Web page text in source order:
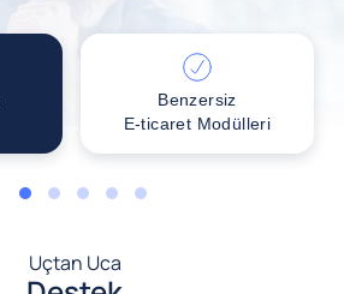
Benzersiz
E-ticaret Modülleri
1 2 3 4 5
Uçtan Uca